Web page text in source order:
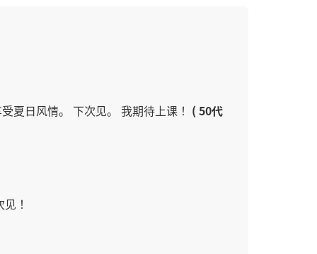
夏日风情。 下次见。 我期待上课！ ( 50代
！